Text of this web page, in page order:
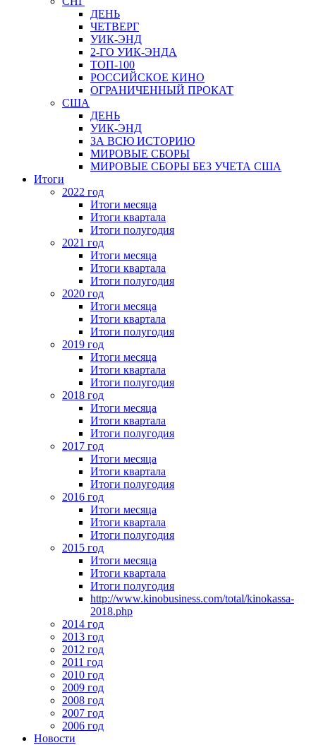
ДЕНЬ
ЧЕТВЕРГ
УИК-ЭНД
2-ГО УИК-ЭНДА
ТОП-100
РОССИЙСКОЕ КИНО
ОГРАНИЧЕННЫЙ ПРОКАТ
США
ДЕНЬ
УИК-ЭНД
ЗА ВСЮ ИСТОРИЮ
МИРОВЫЕ СБОРЫ
МИРОВЫЕ СБОРЫ БЕЗ УЧЕТА США
Итоги
2022 год
Итоги месяца
Итоги квартала
Итоги полугодия
2021 год
Итоги месяца
Итоги квартала
Итоги полугодия
2020 год
Итоги месяца
Итоги квартала
Итоги полугодия
2019 год
Итоги месяца
Итоги квартала
Итоги полугодия
2018 год
Итоги месяца
Итоги квартала
Итоги полугодия
2017 год
Итоги месяца
Итоги квартала
Итоги полугодия
2016 год
Итоги месяца
Итоги квартала
Итоги полугодия
2015 год
Итоги месяца
Итоги квартала
Итоги полугодия
http://www.kinobusiness.com/total/kinokassa-
2018.php
2014 год
2013 год
2012 год
2011 год
2010 год
2009 год
2008 год
2007 год
2006 год
Новости